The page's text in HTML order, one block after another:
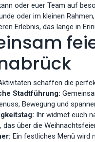
oder euer Team auf
oder im kleinen
Erlebnis, das lange in
schaffen die
Stadtführung:
Bewegung und
Ihr widmet euch
das über die
Ein festliches Menü wird